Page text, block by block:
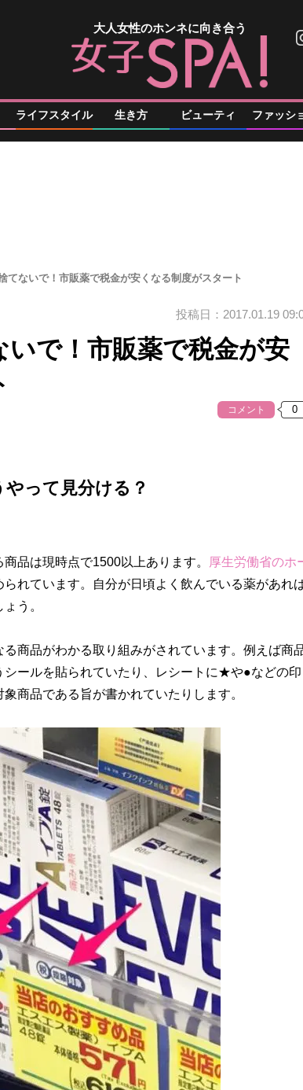
大人女性のホンネに向き合う
ライフスタイル 生き方 ビューティ ファッシ
てないで！市販薬で税金が安くなる制度がスタート
投稿日：2017.01.19
で！市販薬で税金が安
コメント
って見分ける？
品は現時点で1500以上あります。
厚生労働省のホ
れています。自分が日頃よく飲んでいる薬があれ
う。
商品がわかる取り組みがされています。例えば商
ールを貼られていたり、レシートに★や●などの印
商品である旨が書かれていたりします。